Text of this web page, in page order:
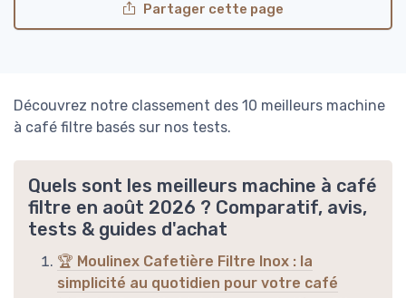
Partager cette page
Découvrez notre classement des 10 meilleurs machine
à café filtre basés sur nos tests.
Quels sont les meilleurs machine à café
filtre en août 2026 ? Comparatif, avis,
tests & guides d'achat
🏆 Moulinex Cafetière Filtre Inox : la
simplicité au quotidien pour votre café